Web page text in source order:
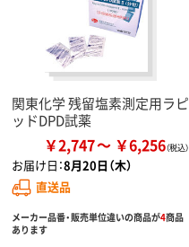
関東化学 残留塩素測定用ラピ
ッドDPD試薬
￥2,747 ￥6,256
お届け日：8月20日（木）
直送品
メーカー品番・販売単位違いの商品が4商品
あります